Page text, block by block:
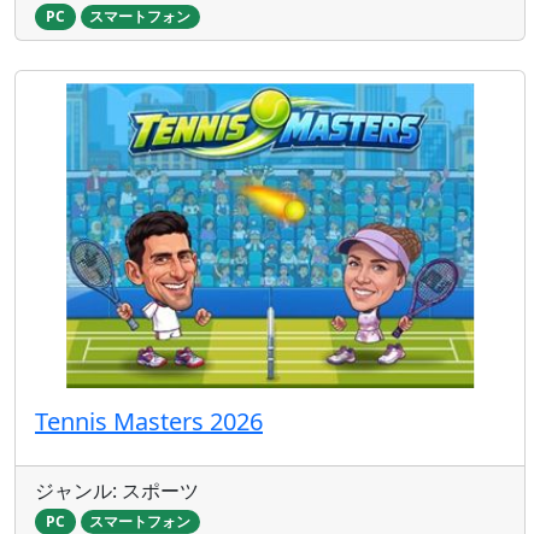
PC スマートフォン
Tennis Masters 2026
ジャンル: スポーツ
PC スマートフォン